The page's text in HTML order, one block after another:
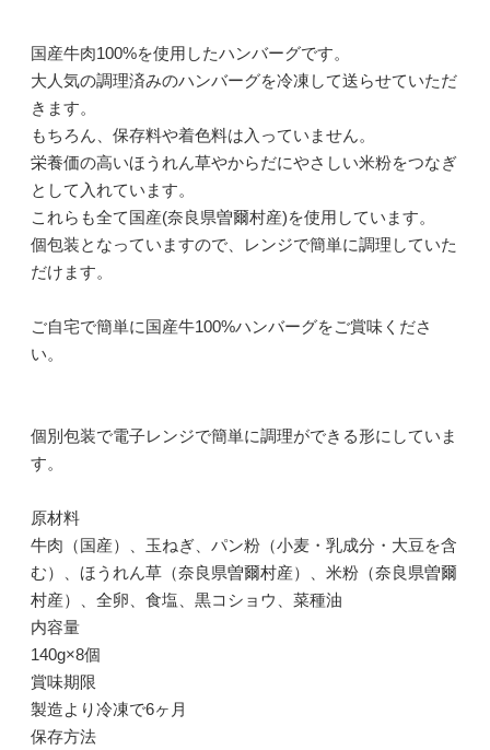
国産牛肉100%を使用したハンバーグです。
大人気の調理済みのハンバーグを冷凍して送らせていただ
きます。
もちろん、保存料や着色料は入っていません。
栄養価の高いほうれん草やからだにやさしい米粉をつなぎ
として入れています。
これらも全て国産(奈良県曽爾村産)を使用しています。
個包装となっていますので、レンジで簡単に調理していた
だけます。
ご自宅で簡単に国産牛100%ハンバーグをご賞味くださ
い。
個別包装で電子レンジで簡単に調理ができる形にしていま
す。
原材料
牛肉（国産）、玉ねぎ、パン粉（小麦・乳成分・大豆を含
む）、ほうれん草（奈良県曽爾村産）、米粉（奈良県曽爾
村産）、全卵、食塩、黒コショウ、菜種油
内容量
140g×8個
賞味期限
製造より冷凍で6ヶ月
保存方法